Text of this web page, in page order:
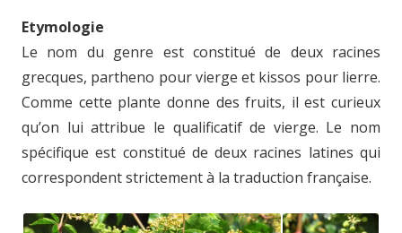
Etymologie
Le nom du genre est constitué de deux racines
grecques, partheno pour vierge et kissos pour lierre.
Comme cette plante donne des fruits, il est curieux
qu’on lui attribue le qualificatif de vierge. Le nom
spécifique est constitué de deux racines latines qui
correspondent strictement à la traduction française.